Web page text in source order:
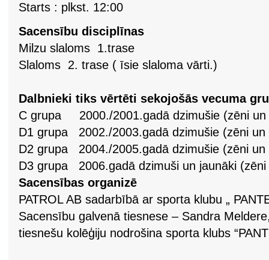
Starts : plkst. 12:00
Sacensību disciplīnas
Milzu slaloms 1.trase
Slaloms 2. trase ( īsie slaloma vārti.)
Dalbnieki tiks vērtēti sekojošās vecuma
C grupa 2000./2001.gadā dzimušie (zēni un
D1 grupa 2002./2003.gadā dzimušie (zēni un
D2 grupa 2004./2005.gadā dzimušie (zēni un
D3 grupa 2006.gadā dzimuši un jaunāki (zēni
Sacensības organizē
PATROL AB sadarbībā ar sporta klubu „
Sacensību galvenā tiesnese – Sandra
tiesnešu kolēģiju nodrošina sporta klubs